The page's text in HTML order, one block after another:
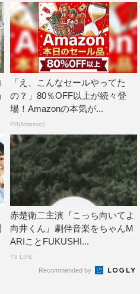
「え、こんなセールやってた
の？」80％OFF以上が続々登
場！Amazonの本気が...
PR(Amazon)
赤楚衛二主演『こっち向いてよ
向井くん』劇伴音楽をちゃんM
ARIことFUKUSHI...
TV LIFE
Recommended by